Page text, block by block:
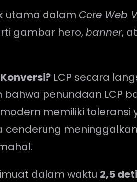
utama dalam Core Web
gambar hero,banner,
LCP secara
penundaan LCP
memiliki
cenderung
dalam waktu 2,5